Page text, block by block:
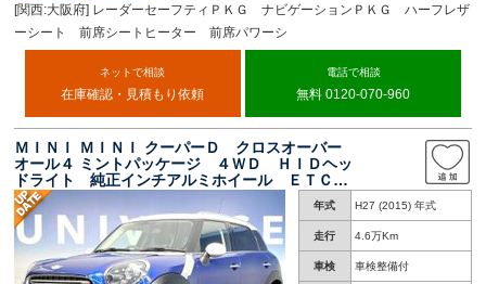
[関西:大阪府] レーダーセーフティＰＫＧ ナビゲーションＰＫＧ ハーフレザ
ーシート 前席シートヒーター 前席パワーシ
ネットで相談
在庫確認・見積もり依頼
電話で相談
無料 0120-070-960
ＭＩＮＩ ＭＩＮＩ クーパーＤ クロスオーバー
オール４ ミントパッケージ ４ＷＤ ＨＩＤヘッ
ドライト 純正インチアルミホイール ＥＴＣ
禁煙車 ディーゼル車 オートライト オートエ
アコン 電動格納ミラー ＬＥＤフロントフォ
グ ＣＤ ＡＵＸ
年式 H27 (2015) 年式
走行 4.6万Km
車検 車検整備付